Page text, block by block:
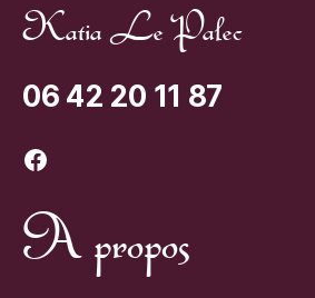
Katia Le Palec
06 42 20 11 87
Facebook
A propos